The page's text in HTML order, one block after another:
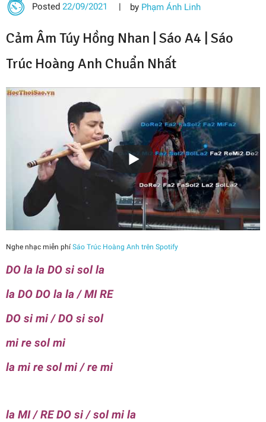
Posted22/09/2021 by Phạm Ánh Linh
Cảm Âm Túy Hồng Nhan | Sáo A4 | Sáo
Trúc Hoàng Anh Chuẩn Nhất
Nghe nhạc miễn phí Sáo Trúc Hoàng Anh trên Spotify
DO la la DO si sol la
la DO DO la la / MI RE
DO si mi / DO si sol
mi re sol mi
la mi re sol mi / re mi
la MI / RE DO si / sol mi la